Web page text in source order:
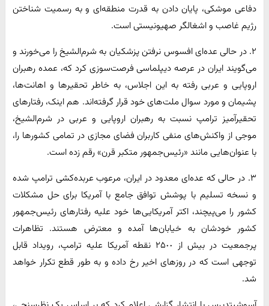
دفاعی موشکی، پایان دادن به قدرت منطقه‌ای و به رسمیت شناختن
رژیم غاصب و اشغالگر صهیونیستی است.
٢. در حالی عده‌ای افسوس نرفتن پزشکیان به شرم‌الشیخ را می‌خورند و
می‌گویند ایران در عرصه دیپلماسی فرصت‌سوزی کرد که، عمده رهبران
اروپایی و عربی رفته به این اجلاس، به خاطر تحقیرها و اهانت‌ها،
پشیمان و مورد سوال ملت‌های خود قرار گرفته‌اند. هم اینک، رفتارهای
تحقیرآمیز ترامپ نسبت به رهبران اروپایی و عربی در شرم‌الشیخ،
موجی از واکنش‌های منفی کاربران فضای مجازی در تمامی کشورها را،
با عنوان‌هایی مانند «رئیس‌جمهور متکبر قرن» رقم زده است.
٣. در حالی که عده‌ای معدود در ایران، مرعوب عربده‌کشی ترامپ شده
و نسخه تسلیم با پوشش توافق جامع با آمریکا برای حل مشکلات
کشور را می‌پیچند، اکتر آمریکایی‌ها خود علیه رفتارهای رئیس‌جمهور
کشور خودشان به خیابان‌ها آمده و معترض هستند. تظاهرات
پرجمعیت در بیش از ٢۵٠٠ نقطه آمریکا علیه ترامپ، رویداد قابل
توجهی است که در روزهای اخیر رخ داده و به طور قطع تکرار خواهد
شد.